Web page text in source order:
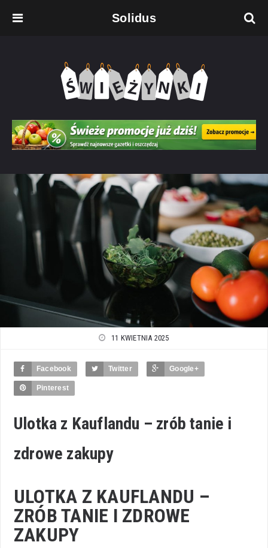
Solidus
11 KWIETNIA 2025
Facebook Twitter Google+
Pinterest
Ulotka z Kauflandu – zrób tanie i
zdrowe zakupy
ULOTKA Z KAUFLANDU –
ZRÓB TANIE I ZDROWE
ZAKUPY